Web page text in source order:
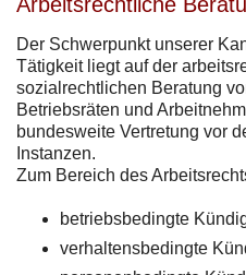
Der Schwerpunkt unserer
Tätigkeit liegt auf der
sozialrechtlichen Beratung
Betriebsräten und
bundesweite Vertretung vor
Instanzen.
Zum Bereich des
betriebsbedingte
verhaltensbedingte